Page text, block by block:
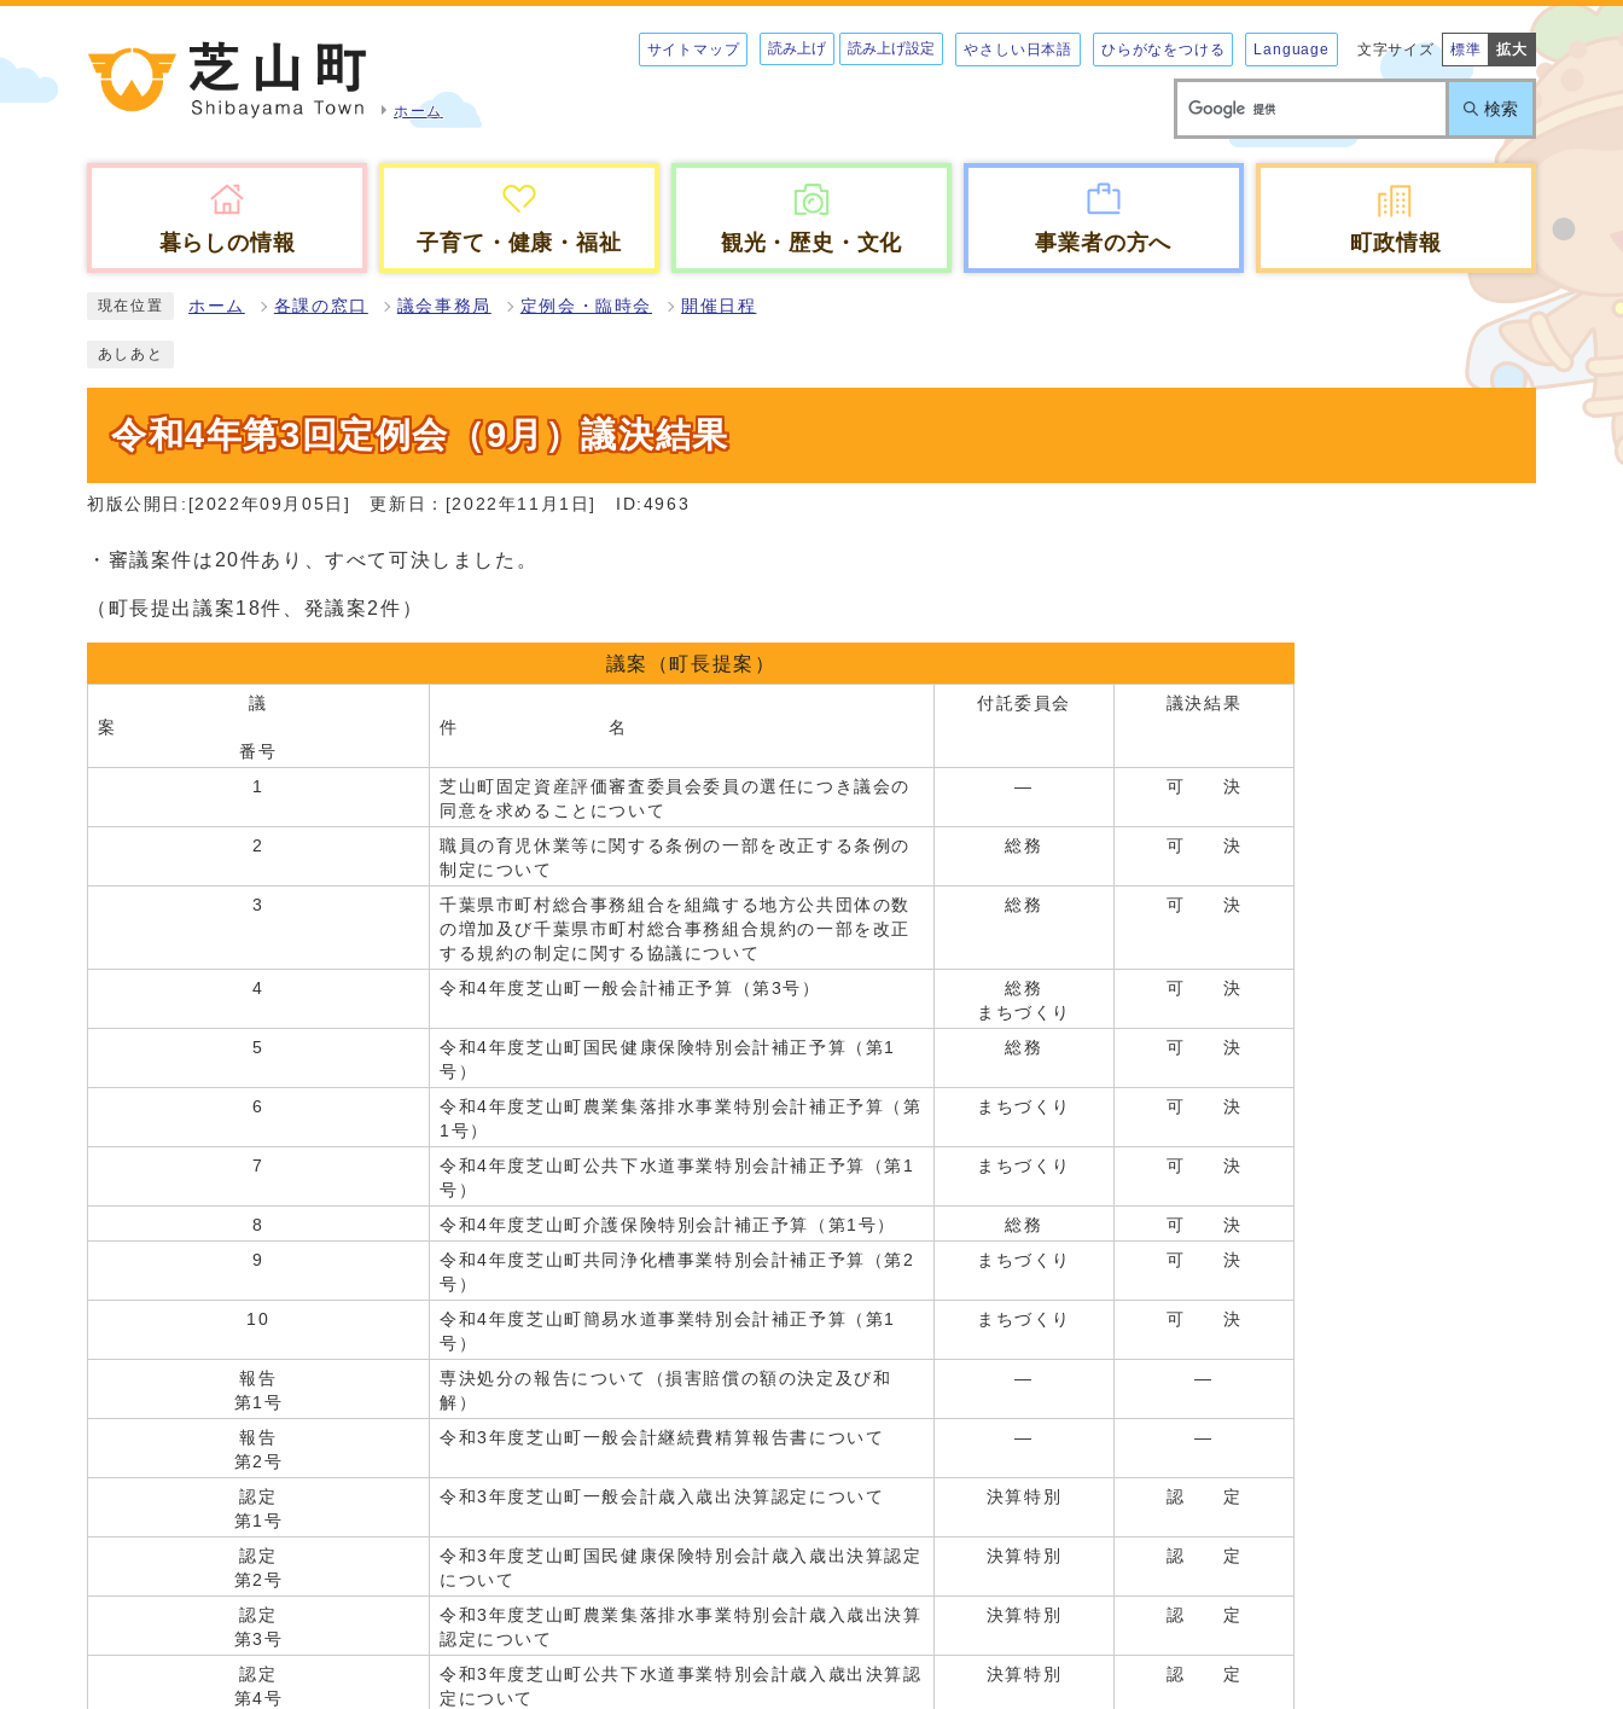
ホーム
サイトマップ 読み上げ 読み上げ設定 やさしい日本語 ひらがなをつける Language 文字サイズ 標準 拡大
検索
暮らしの情報 子育て・健康・福祉 観光・歴史・文化 事業者の方へ 町政情報
現在位置 ホーム 各課の窓口 議会事務局 定例会・臨時会 開催日程
あしあと
令和4年第3回定例会（9月）議決結果
初版公開日:[2022年09月05日] 更新日：[2022年11月1日] ID:4963
・審議案件は20件あり、すべて可決しました。
（町長提出議案18件、発議案2件）
議案（町長提案）
議
案
番号
件 名
付託委員会 議決結果
1
芝山町固定資産評価審査委員会委員の選任につき議会の
同意を求めることについて
― 可 決
2
職員の育児休業等に関する条例の一部を改正する条例の
制定について
総務 可 決
3
千葉県市町村総合事務組合を組織する地方公共団体の数
の増加及び千葉県市町村総合事務組合規約の一部を改正
する規約の制定に関する協議について
総務 可 決
4 令和4年度芝山町一般会計補正予算（第3号）
総務
まちづくり
可 決
5
令和4年度芝山町国民健康保険特別会計補正予算（第1
号）
総務 可 決
6
令和4年度芝山町農業集落排水事業特別会計補正予算（第
1号）
まちづくり 可 決
7
令和4年度芝山町公共下水道事業特別会計補正予算（第1
号）
まちづくり 可 決
8 令和4年度芝山町介護保険特別会計補正予算（第1号） 総務
可 決
9
令和4年度芝山町共同浄化槽事業特別会計補正予算（第2
号）
まちづくり 可 決
10
令和4年度芝山町簡易水道事業特別会計補正予算（第1
号）
まちづくり 可 決
報告
第1号
専決処分の報告について（損害賠償の額の決定及び和
解）
― ―
報告
第2号
令和3年度芝山町一般会計継続費精算報告書について ― ―
認定
第1号
令和3年度芝山町一般会計歳入歳出決算認定について 決算特別 認 定
認定
第2号
令和3年度芝山町国民健康保険特別会計歳入歳出決算認定
について
決算特別 認 定
認定
第3号
令和3年度芝山町農業集落排水事業特別会計歳入歳出決算
認定について
決算特別 認 定
認定
第4号
令和3年度芝山町公共下水道事業特別会計歳入歳出決算認
定について
決算特別 認 定